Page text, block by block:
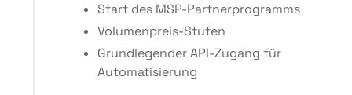
Start des MSP-Partnerprogramms
Volumenpreis-Stufen
Grundlegender API-Zugang für
Automatisierung